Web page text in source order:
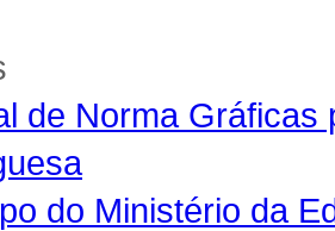
de Norma
do Ministério da